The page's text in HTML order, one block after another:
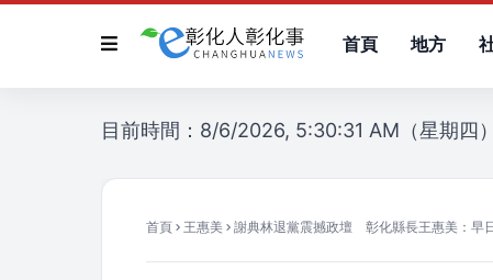
首頁 地方
目前時間：8/6/2026, 5:30:31 AM（星期四）
首頁 王惠美 謝典林退黨震撼政壇 彰化縣長王惠美：早